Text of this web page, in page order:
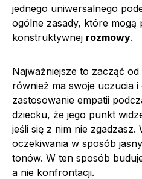
jednego uniwersalnego
ogólne zasady, które mogą
konstruktywnej rozmowy.
Najważniejsze to zacząć
również ma swoje uczucia i
zastosowanie empatii
dziecku, że jego punkt
jeśli się z nim nie
oczekiwania w sposób
tonów. W ten sposób
a nie konfrontacji.